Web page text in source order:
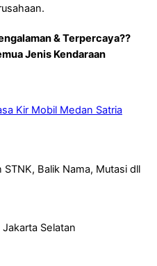
& Terpercaya??
Jenis Kendaraan
Kir Mobil Medan Satria
Balik Nama, Mutasi dll
Jakarta Selatan